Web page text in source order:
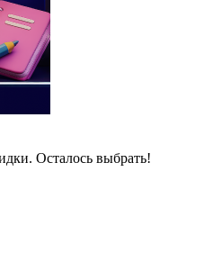
Осталось выбрать!